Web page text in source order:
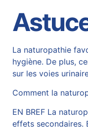
La naturopathie
hygiène. De plus,
sur les voies
Comment la
EN BREF La
effets secondaires.